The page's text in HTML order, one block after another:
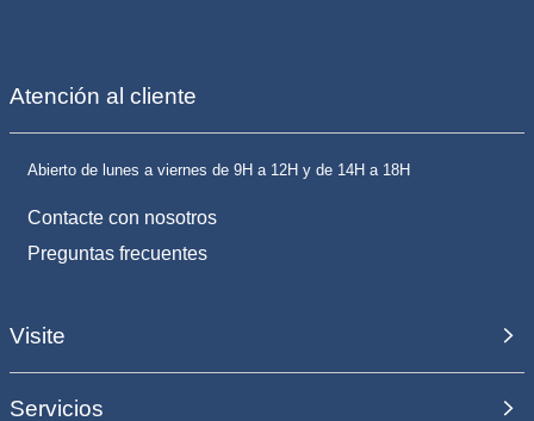
Atención al cliente
Abierto de lunes a viernes de 9H a 12H y de 14H a 18H
Contacte con nosotros
Preguntas frecuentes
Visite
Servicios